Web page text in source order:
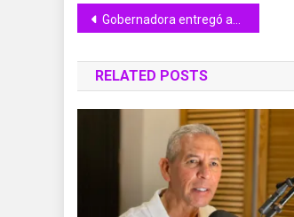
Navegación
de
entradas
Gobernadora entregó ambulancia al Ayuntamiento de Armería; muy pronto habrá otra
RELATED POSTS